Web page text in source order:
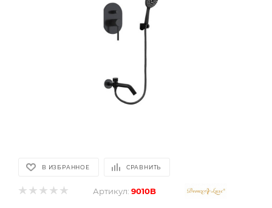
В ИЗБРАННОЕ СРАВНИТЬ
Артикул: 9010B